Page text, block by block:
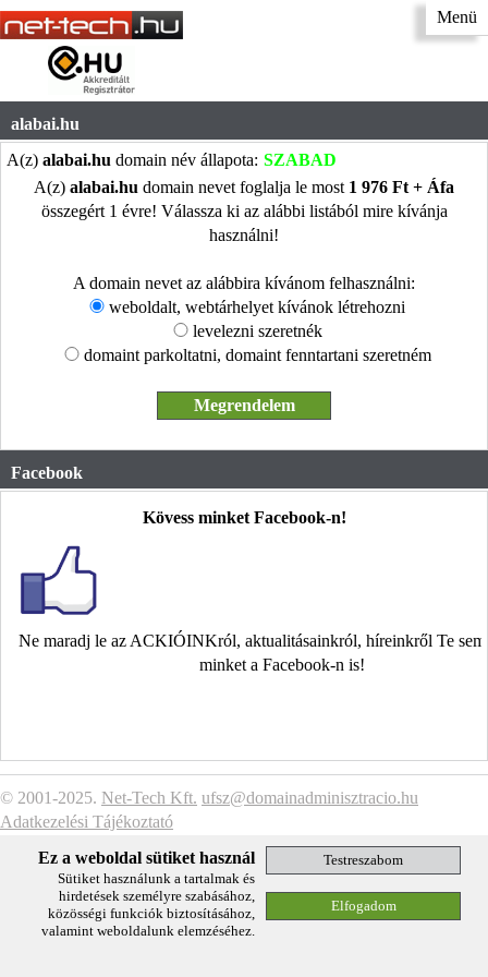
Menü
alabai.hu
A(z) alabai.hu domain név állapota: SZABAD
A(z) alabai.hu domain nevet foglalja le most 1 976 Ft + Áfa
összegért 1 évre! Válassza ki az alábbi listából mire kívánja
használni!
A domain nevet az alábbira kívánom felhasználni:
weboldalt, webtárhelyet kívánok létrehozni
levelezni szeretnék
domaint parkoltatni, domaint fenntartani szeretném
Facebook
Kövess minket Facebook-n!
Ne maradj le az ACKIÓINKról, aktualitásainkról, híreinkről Te
minket a Facebook-n is!
© 2001-2025. Net-Tech Kft. ufsz@domainadminisztracio.hu
Adatkezelési Tájékoztató
Ez a weboldal sütiket használ
Sütiket használunk a tartalmak és
hirdetések személyre szabásához,
közösségi funkciók biztosításához,
valamint weboldalunk elemzéséhez.